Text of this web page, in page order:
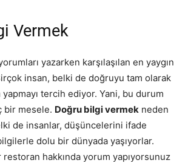
Vermek
yazarken karşılaşılan en yaygın
insan, belki de doğruyu tam olarak
tercih ediyor. Yani, bu durum
bir mesele. Doğru bilgi vermek neden
de insanlar, düşüncelerini ifade
dolu bir dünyada yaşıyorlar.
hakkında yorum yapıyorsunuz